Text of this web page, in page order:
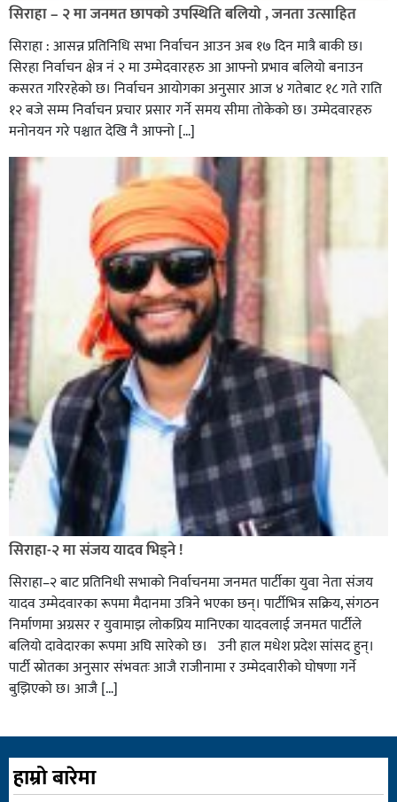
सिराहा – २ मा जनमत छापको उपस्थिति बलियो , जनता उत्साहित
सिराहा : आसन्न प्रतिनिधि सभा निर्वाचन आउन अब १७ दिन मात्रै बाकी छ।
सिरहा निर्वाचन क्षेत्र नं २ मा उम्मेदवारहरु आ आफ्नो प्रभाव बलियो बनाउन
कसरत गरिरहेको छ। निर्वाचन आयोगका अनुसार आज ४ गतेबाट १८ गते राति
१२ बजे सम्म निर्वाचन प्रचार प्रसार गर्ने समय सीमा तोकेको छ। उम्मेदवारहरु
मनोनयन गरे पश्चात देखि नै आफ्नो […]
सिराहा-२ मा संजय यादव भिड्ने !
सिराहा–२ बाट प्रतिनिधी सभाको निर्वाचनमा जनमत पार्टीका युवा नेता संजय
यादव उम्मेदवारका रूपमा मैदानमा उत्रिने भएका छन्। पार्टीभित्र सक्रिय, संगठन
निर्माणमा अग्रसर र युवामाझ लोकप्रिय मानिएका यादवलाई जनमत पार्टीले
बलियो दावेदारका रूपमा अघि सारेको छ। उनी हाल मधेश प्रदेश सांसद हुन्।
पार्टी स्रोतका अनुसार संभवतः आजै राजीनामा र उम्मेदवारीको घोषणा गर्ने
बुझिएको छ। आजै […]
हाम्रो बारेमा